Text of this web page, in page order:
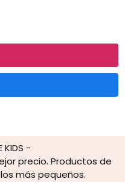
KIDS -
precio. Productos de
más pequeños.